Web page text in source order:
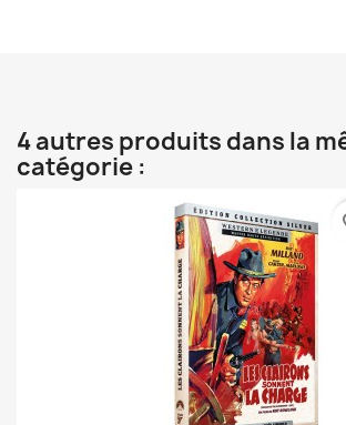
4 autres produits dans la
catégorie :